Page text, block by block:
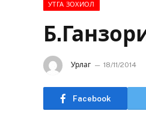
УТГА ЗОХИОЛ
Урлаг 18/11/2014
Facebook